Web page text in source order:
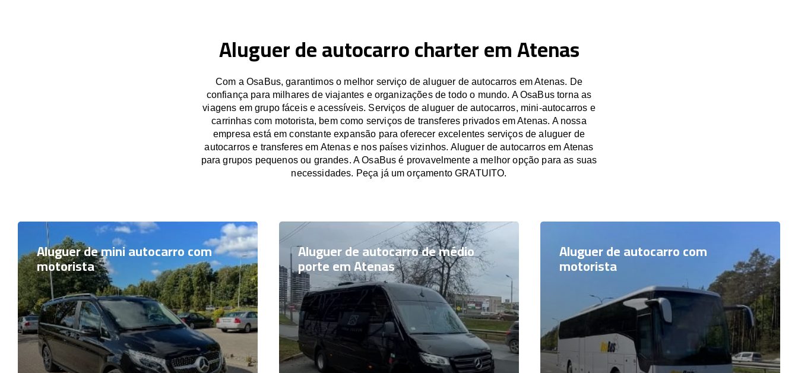
Aluguer de autocarro charter em Atenas
Com a OsaBus, garantimos o melhor serviço de aluguer de autocarros em Atenas. De
confiança para milhares de viajantes e organizações de todo o mundo. A OsaBus torna as
viagens em grupo fáceis e acessíveis. Serviços de aluguer de autocarros, mini-autocarros e
carrinhas com motorista, bem como serviços de transferes privados em Atenas. A nossa
empresa está em constante expansão para oferecer excelentes serviços de aluguer de
autocarros e transferes em Atenas e nos países vizinhos. Aluguer de autocarros em Atenas
para grupos pequenos ou grandes. A OsaBus é provavelmente a melhor opção para as suas
necessidades. Peça já um orçamento GRATUITO.
Aluguer de mini autocarro com
motorista
Aluguer de autocarro de médio
porte em Atenas
Aluguer de autocarro com
motorista